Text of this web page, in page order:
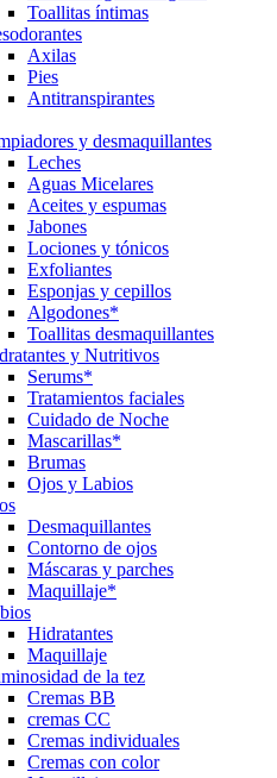
Toallitas íntimas
Axilas
Pies
Antitranspirantes
y desmaquillantes
Leches
Aguas Micelares
Aceites y espumas
Jabones
Lociones y tónicos
Exfoliantes
Esponjas y cepillos
Algodones*
Toallitas desmaquillantes
y Nutritivos
Serums*
Tratamientos faciales
Cuidado de Noche
Mascarillas*
Brumas
Ojos y Labios
Desmaquillantes
Contorno de ojos
Máscaras y parches
Maquillaje*
Hidratantes
Maquillaje
de la tez
Cremas BB
cremas CC
Cremas individuales
Cremas con color